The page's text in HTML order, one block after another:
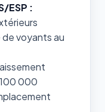
ESP :
voyants au
000